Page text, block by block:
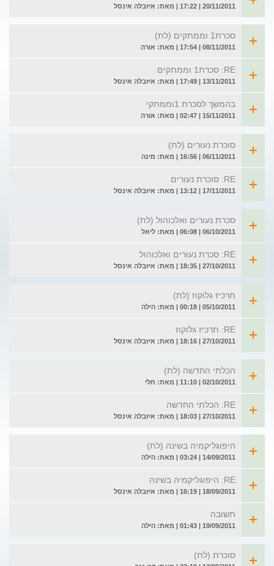
20/11/2011 | 17:22 | מאת: איזבלה אינסל
סכרת1 וממתקים (לת)
08/11/2011 | 17:54 | מאת: אורה
RE: סכרת1 וממתקים
13/11/2011 | 17:49 | מאת: איזבלה אינסל
בהמשך לסכרת 1וממתקי
15/11/2011 | 02:47 | מאת: אורה
סוכרת נעורים (לת)
06/11/2011 | 16:56 | מאת: מינה
RE: סוכרת נעורים
17/11/2011 | 13:12 | מאת: איזבלה אינסל
סכרת נעורים ואלכוהול (לת)
06/10/2011 | 06:08 | מאת: ליאל
RE: סכרת נעורים ואלכוהול
27/10/2011 | 18:35 | מאת: איזבלה אינסל
תרכיז גלוקוז (לת)
05/10/2011 | 00:18 | מאת: הילה
RE: תרכיז גלוקוז
27/10/2011 | 18:16 | מאת: איזבלה אינסל
הכלתי החדשה (לת)
02/10/2011 | 11:10 | מאת: חלי
RE: הכלתי החדשה
27/10/2011 | 18:03 | מאת: איזבלה אינסל
היפוגליקמיה בשינה (לת)
14/09/2011 | 03:24 | מאת: הילה
RE: היפוגליקמיה בשינה
18/09/2011 | 16:19 | מאת: איזבלה אינסל
תשובה
19/09/2011 | 01:43 | מאת: הילה
סוכרת (לת)